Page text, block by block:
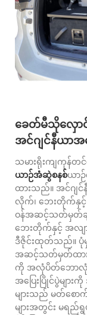
ခေတ်မီသိုလှောင်
အင်ဂျင်နီယာအခ
သမားရိုးကျကုန်တ
ယာဉ်အံဆွဲစနစ်ယာဉ်
ထားသည်။ အင်ဂျင်နီ
လိုက်၊ ဘေးတိုက်နှင့်
ဝန်အဆင့်သတ်မှတ်ခ
ဘေးတိုက်နှင့် အလျ
ဒီဇိုင်းထုတ်သည်။ ပုံမှ
အဆင့်သတ်မှတ်ထားသ
ကို အလုံပိတ်ဘောလုံး
အပြေးပြိုင်ပွဲများ
များသည် မတ်စော
များအတွင်း မရည်ရွ